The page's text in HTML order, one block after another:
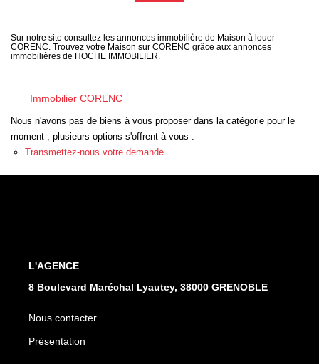
ESTIMATION
EXTRANET
Créer une alerte
Sur notre site consultez les annonces immobilière de Maison à louer
CORENC. Trouvez votre Maison sur CORENC grâce aux annonces
immobilières de HOCHE IMMOBILIER.
Immobilier CORENC
Nous n'avons pas de biens à vous proposer dans la catégorie pour le
moment , plusieurs options s'offrent à vous :
Transmettez-nous votre demande
L'AGENCE
8 Boulevard Maréchal Lyautey, 38000 GRENOBLE
Nous contacter
Présentation